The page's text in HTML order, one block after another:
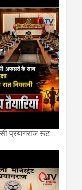
क़ावड़ यात्रा मे बुलडोज़र बाबा का क्रेज़,वाराणसी प्रयागराज रूट की एक लेन खाली की गई.